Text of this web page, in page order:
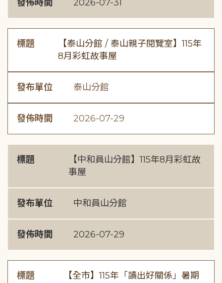
發佈時間 2026-07-31
標題
【泰山分館 / 泰山親子閱覽室】115年
8月彩虹故事屋
發布單位 泰山分館
發佈時間 2026-07-29
標題
【中和員山分館】115年8月彩虹故
事屋
發布單位 中和員山分館
發佈時間 2026-07-29
標題
【全市】115年「讀出好關係」暑期